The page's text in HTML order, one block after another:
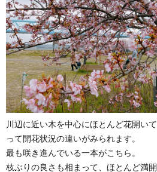
川辺に近い木を中心にほとんど花開い
って開花状況の違いがみられます。
最も咲き進んでいる一本がこちら。
枝ぶりの良さも相まって、ほとんど満